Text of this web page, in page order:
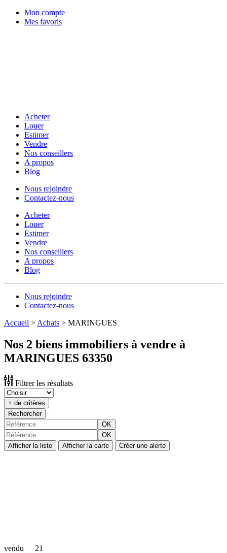
Mon compte
Mes favoris
Acheter
Louer
Estimer
Vendre
Nos conseillers
A propos
Blog
Nous rejoindre
Contactez-nous
Acheter
Louer
Estimer
Vendre
Nos conseillers
A propos
Blog
Nous rejoindre
Contactez-nous
Accueil > Achats > MARINGUES
Nos 2 biens immobiliers à vendre à
MARINGUES 63350
Filtrer les résultats
+ de critères
Rechercher
OK
OK
Afficher la liste
Afficher la carte Créer une alerte
vendu 21